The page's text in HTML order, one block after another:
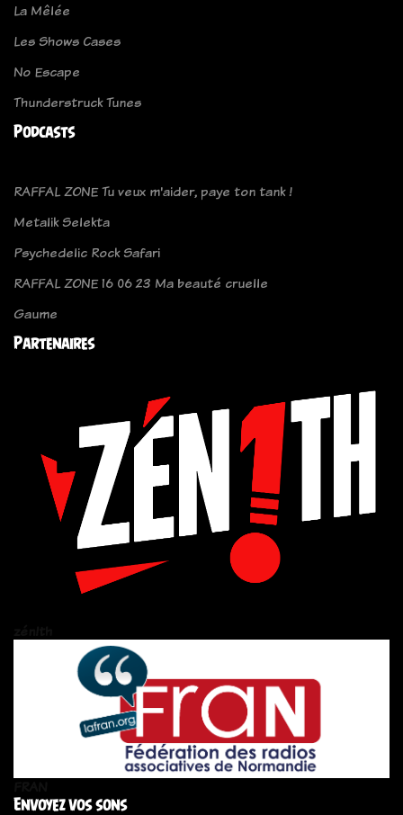
La Mêlée
Les Shows Cases
No Escape
Thunderstruck Tunes
Podcasts
RAFFAL ZONE Tu veux m'aider, paye ton tank !
Metalik Selekta
Psychedelic Rock Safari
RAFFAL ZONE 16 06 23 Ma beauté cruelle
Gaume
Partenaires
Envoyez vos sons